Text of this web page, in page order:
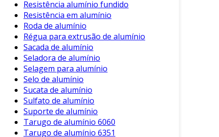
inovadora e sustentável.
Resistência alumínio fundido
Resistência em alumínio
Roda de alumínio
Régua para extrusão de alumínio
Sacada de alumínio
Seladora de alumínio
Selagem para alumínio
Selo de alumínio
Sucata de alumínio
Sulfato de alumínio
Suporte de alumínio
Tarugo de alumínio 6060
Tarugo de alumínio 6351